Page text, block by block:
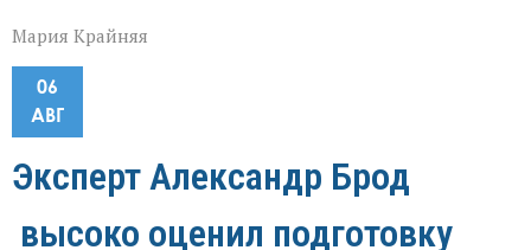
Мария Крайняя
06
АВГ
Эксперт Александр Брод
высоко оценил подготовку